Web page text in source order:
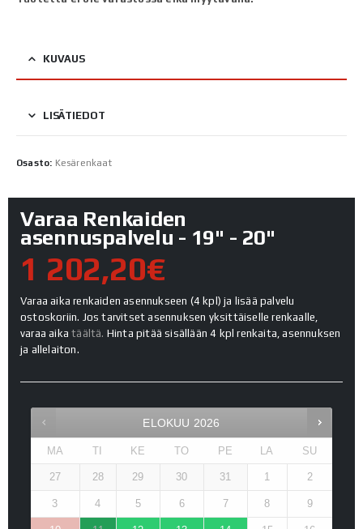
KUVAUS
LISÄTIEDOT
Osasto: Kesärenkaat
Varaa Renkaiden
asennuspalvelu - 19" - 20"
1 202,20€
Varaa aika renkaiden asennukseen (4 kpl) ja lisää palvelu
ostoskoriin. Jos tarvitset asennuksen yksittäiselle renkaalle,
varaa aikatäältä. Hinta pitää sisällään 4 kpl renkaita, asennuksen
ja allelaiton.
ELOKUU 2026
MA TI KE TO PE LA SU
27 28 29 30 31 1 2
3 4 5 6 7 8 9